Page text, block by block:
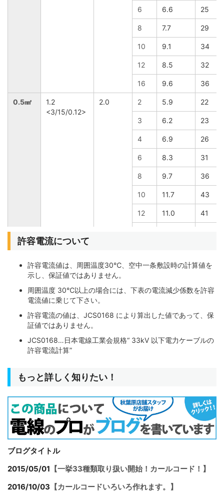
6 6.6 25
8 7.7 29
10 9.1 34
12 8.5 32
16 9.6 36
0.5㎟
1.2
<3/15/0.12>
2.0 2 5.9 22
3 6.2 23
4 6.9 26
6 8.3 31
8 9.7 36
10 11.7 43
12 11.0 41
<3/22/0.12>
3 7.9 29
4 8.6 32
10 14.5 54
1.25㎟
1.7
<7/16/0.12>
2.9 2 8.1 30
3
9.5 35
8 14.6 54
10 15.9
許容電流について
許容電流値は、周囲温度30℃、空中一条敷設時の計算値を
示し、保証値ではありません。
周囲温度 30℃以上の場合には、下表の電流減少係数を許容
電流値に乗じて下さい。
許容電流の値は、JCS0168 により算出した値であって、保
証値ではありません。
JCS0168…日本電線工業会規格“ 33kV 以下電力ケーブルの
許容電流計算”
もっと詳しく知りたい！
ブログタイトル
2015/05/01 【一挙33種類取り扱い開始！カールコード！】
2016/10/03 【カールコードいろいろ作れます。】